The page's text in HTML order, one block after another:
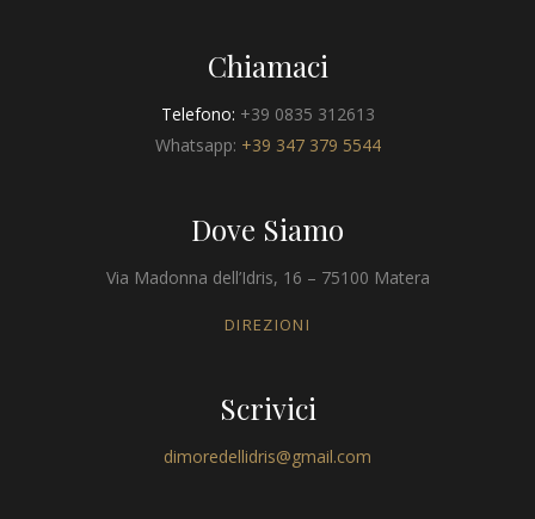
Chiamaci
Telefono: +39 0835 312613
Whatsapp: +39 347 379 5544
Dove Siamo
Via Madonna dell’Idris, 16 – 75100 Matera
DIREZIONI
Scrivici
dimoredellidris@gmail.com